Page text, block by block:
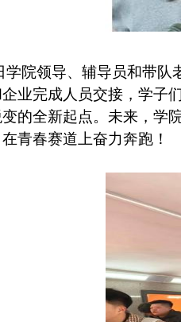
学院领导、辅导员和带
业完成人员交接，学子
的全新起点。未来，学
青春赛道上奋力奔跑！